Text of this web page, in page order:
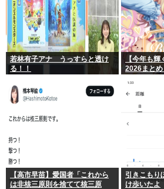
若林有子アナ うっすらと透け
る！！
【今年も
2026まとめ
【高市早苗】愛国者「これから
は非核三原則を捨てて核三原
引きこもり
け歩いたよ